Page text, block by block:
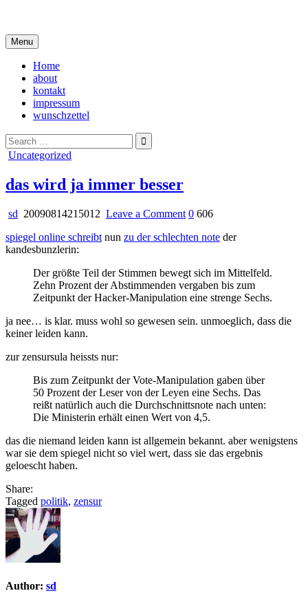
content
Menu
Home
about
kontakt
impressum
wunschzettel
Search
for:
Posted
Uncategorized
das wird ja immer besser
sd 20090814215012 Leave a Commenton
wird
besser
0 606
spiegel online schreibt nun zu der schlechten note der
kandesbunzlerin:
Der größte Teil der Stimmen bewegt sich im Mittelfeld.
Zehn Prozent der Abstimmenden vergaben bis zum
Zeitpunkt der Hacker-Manipulation eine strenge Sechs.
ja nee… is klar. muss wohl so gewesen sein. unmoeglich, dass die
keiner leiden kann.
zur zensursula heissts nur:
Bis zum Zeitpunkt der Vote-Manipulation gaben über
50 Prozent der Leser von der Leyen eine Sechs. Das
reißt natürlich auch die Durchschnittsnote nach unten:
Die Ministerin erhält einen Wert von 4,5.
das die niemand leiden kann ist allgemein bekannt. aber wenigstens
war sie dem spiegel nicht so viel wert, dass sie das ergebnis
geloescht haben.
Share:
Tagged politik, zensur
Author: sd